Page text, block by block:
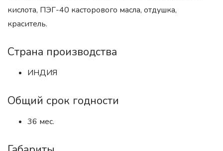
кислота, ПЭГ-40 касторового масла, отдушка,
краситель.
Страна производства
ИНДИЯ
Общий срок годности
36 мес.